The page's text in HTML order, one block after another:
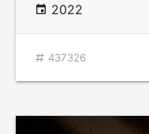
2022
437326